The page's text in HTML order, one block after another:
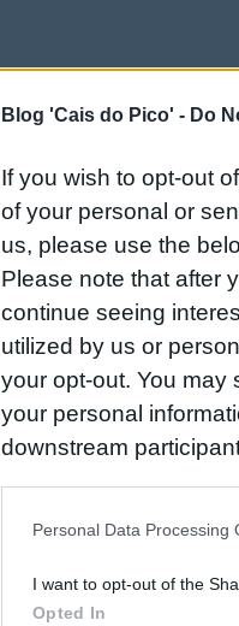
Blog 'Cais do Pico' - Do
If you wish to opt-out
of your personal or
us, please use the
Please note that after
continue seeing
utilized by us or
your opt-out. You may
your personal
downstream
us to third parties on
Personal Data Processing
I want to opt-out of the
Opted In